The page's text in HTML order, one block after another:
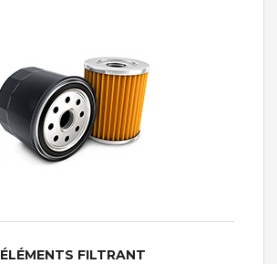
ÉLÉMENTS FILTRANT